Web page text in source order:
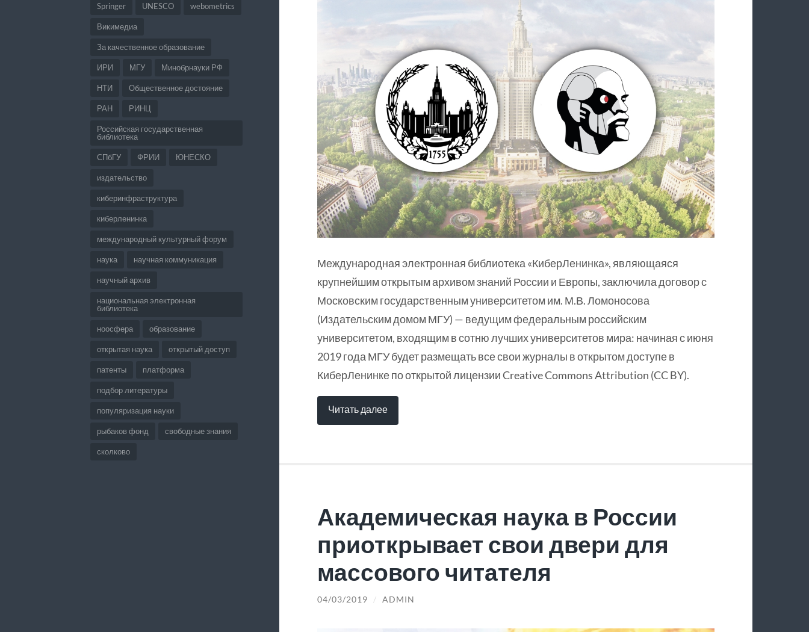
Springer UNESCO webometrics
Викимедиа
За качественное образование
ИРИ МГУ Минобрнауки РФ
НТИ Общественное достояние
РАН РИНЦ
Российская государственная
библиотека
СПбГУ ФРИИ ЮНЕСКО
издательство
киберинфраструктура
киберленинка
международный культурный форум
наука научная коммуникация
научный архив
национальная электронная
библиотека
ноосфера образование
открытая наука открытый доступ
патенты платформа
подбор литературы
популяризация науки
рыбаков фонд свободные знания
сколково
Международная электронная библиотека «КиберЛенинка», являющаяся
крупнейшим открытым архивом знаний России и Европы, заключила договор с
Московским государственным университетом им. М.В. Ломоносова
(Издательским домом МГУ) — ведущим федеральным российским
университетом, входящим в сотню лучших университетов мира: начиная с июня
2019 года МГУ будет размещать все свои журналы в открытом доступе в
КиберЛенинке по открытой лицензии Creative Commons Attribution (CC BY).
Читать далее
Академическая наука в России
приоткрывает свои двери для
массового читателя
04/03/2019 / ADMIN